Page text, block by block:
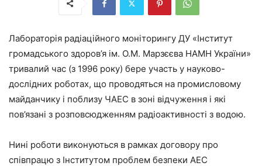
Лабораторія радіаційного моніторингу ДУ «Інститут
громадського здоров’я ім. О.М. Марзєєва НАМН України»
тривалий час (з 1996 року) бере участь у науково-
дослідних роботах, що проводяться на промисловому
майданчику і поблизу ЧАЕС в зоні відчуження і які
пов’язані з розповсюдженням радіоактивності з водою.
Нині роботи виконуються в рамках договору про
співпрацю з Інститутом проблем безпеки АЕС